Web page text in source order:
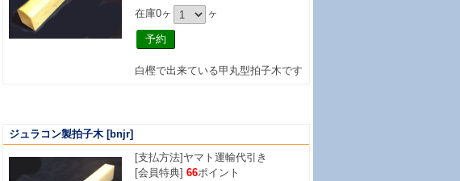
在庫0ヶ
ヶ
白樫で出来ている甲丸型拍子木です
ジュラコン製拍子木 [bnjr]
[支払方法] ヤマト運輸代引き
[会員特典] 66ポイント